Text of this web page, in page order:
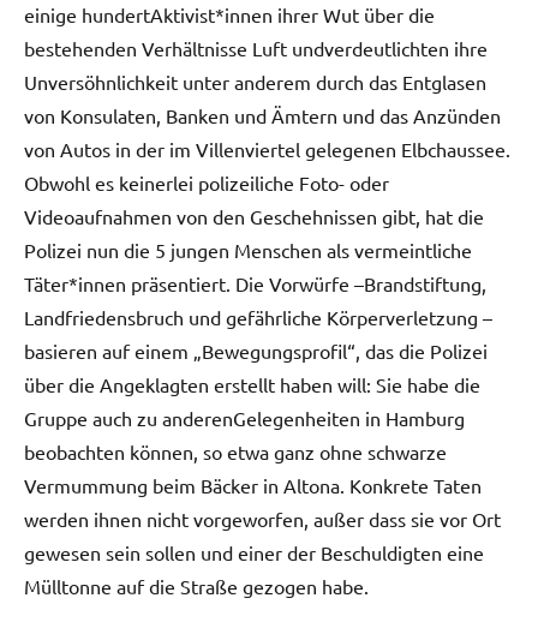
einige hundertAktivist*innen ihrer Wut über die
bestehenden Verhältnisse Luft undverdeutlichten ihre
Unversöhnlichkeit unter anderem durch das Entglasen
von Konsulaten, Banken und Ämtern und das Anzünden
von Autos in der im Villenviertel gelegenen Elbchaussee.
Obwohl es keinerlei polizeiliche Foto- oder
Videoaufnahmen von den Geschehnissen gibt, hat die
Polizei nun die 5 jungen Menschen als vermeintliche
Täter*innen präsentiert. Die Vorwürfe –Brandstiftung,
Landfriedensbruch und gefährliche Körperverletzung –
basieren auf einem „Bewegungsprofil“, das die Polizei
über die Angeklagten erstellt haben will: Sie habe die
Gruppe auch zu anderenGelegenheiten in Hamburg
beobachten können, so etwa ganz ohne schwarze
Vermummung beim Bäcker in Altona. Konkrete Taten
werden ihnen nicht vorgeworfen, außer dass sie vor Ort
gewesen sein sollen und einer der Beschuldigten eine
Mülltonne auf die Straße gezogen habe.